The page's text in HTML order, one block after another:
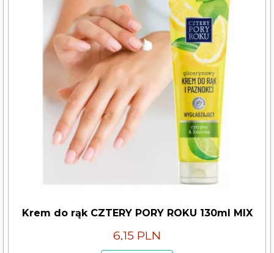
Krem do rąk CZTERY PORY ROKU 130ml MIX
6,15 PLN